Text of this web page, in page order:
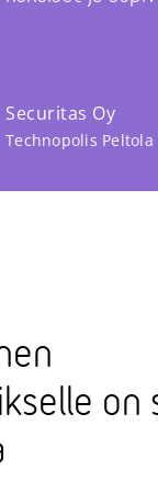
Securitas Oy
Technopolis Peltola
on